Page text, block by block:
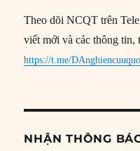
Theo dõi NCQT trên
viết mới và các thông
https://t.me/
NHẬN THÔNG